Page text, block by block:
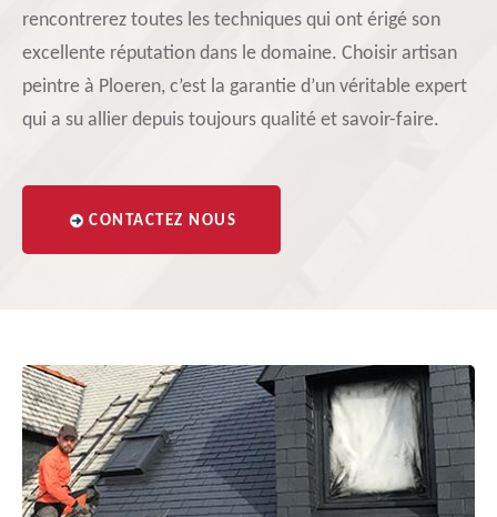
rencontrerez toutes les techniques qui ont érigé son
excellente réputation dans le domaine. Choisir artisan
peintre à Ploeren, c’est la garantie d’un véritable expert
qui a su allier depuis toujours qualité et savoir-faire.
CONTACTEZ NOUS